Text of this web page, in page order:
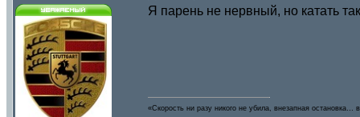
Я парень не нервный, но катать
«Скорость ни разу никого не убила, внезапная остановка…